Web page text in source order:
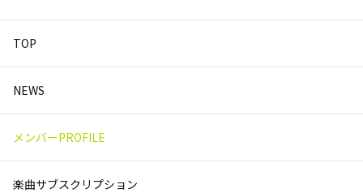
TOP
NEWS
メンバーPROFILE
楽曲サブスクリプション